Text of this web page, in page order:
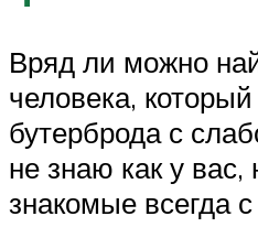
Вряд ли можно
человека,
бутерброда с
не знаю как у вас,
знакомые всегда